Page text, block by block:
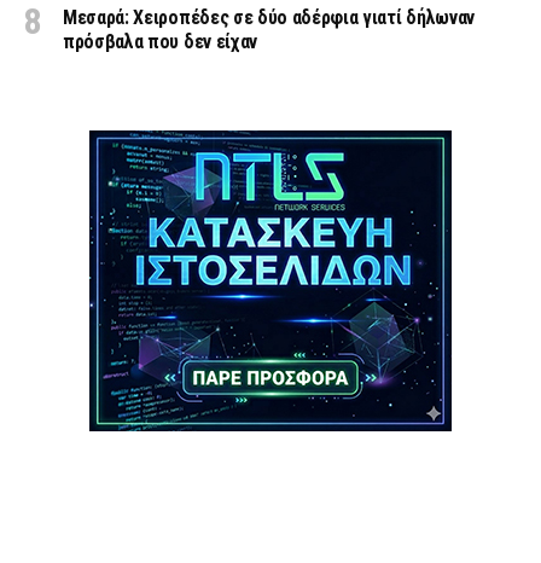
Μεσαρά: Χειροπέδες σε δύο αδέρφια γιατί δήλωναν
πρόσβαλα που δεν είχαν